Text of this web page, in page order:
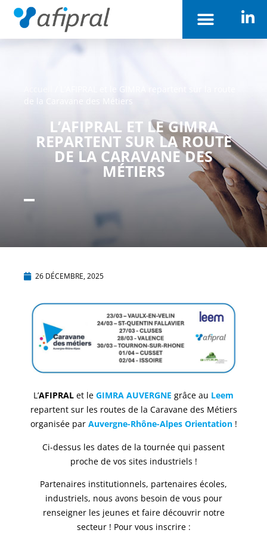
L’AFIPRAL et le GIMRA repartent sur la route
de la Caravane des Métiers
L’AFIPRAL ET LE GIMRA
REPARTENT SUR LA ROUTE
DE LA CARAVANE DES
MÉTIERS
26 DÉCEMBRE, 2025
L’AFIPRAL et le GIMRA AUVERGNE grâce au Leem
repartent sur les routes de la Caravane des Métiers
organisée par Auvergne-Rhône-Alpes Orientation!
Ci-dessus les dates de la tournée qui passent
proche de vos sites industriels !
Partenaires institutionnels, partenaires écoles,
industriels, nous avons besoin de vous pour
renseigner les jeunes et faire découvrir notre
secteur ! Pour vous inscrire :